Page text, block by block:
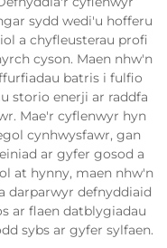
sydd wedi'u hofferu
a chyfleusterau profi
cyson. Maen nhw'n
batris i fulfio
storio enerji ar raddfa
Mae'r cyflenwyr hyn
cynhwysfawr, gan
ar gyfer gosod a
at hynny, maen nhw'n
darparwyr defnyddiaid
ar flaen datblygiadau
sybs ar gyfer sylfaen.